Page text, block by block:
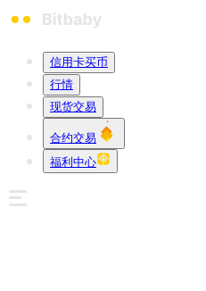
信用卡买币
行情
现货交易
合约交易
福利中心